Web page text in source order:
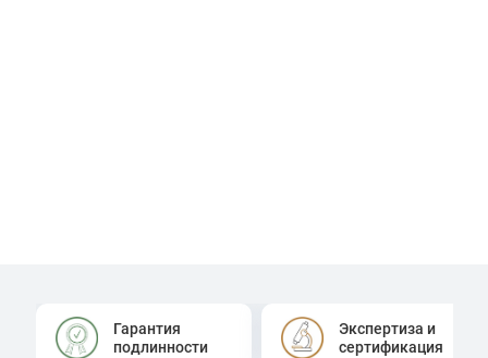
Гарантия
подлинности
Экспертиза и
сертификация